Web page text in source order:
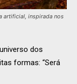
artificial, inspirada nos
dos
formas: “Será